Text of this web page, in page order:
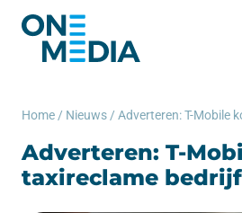
Home / Nieuws /
Adverteren: T-
taxireclame bedrijf